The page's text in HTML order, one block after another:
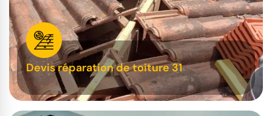
Devis réparation de toiture 31